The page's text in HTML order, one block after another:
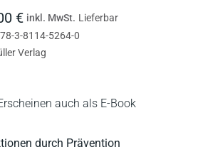
auch als E-Book
durch Prävention
€ inkl. MwSt. Lieferbar
3-8114-5264-0
Verlag